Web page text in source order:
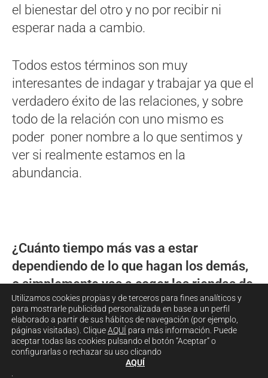
el bienestar del otro y no por recibir ni
esperar nada a cambio.
Todos estos términos son muy
interesantes de indagar y trabajar ya que el
verdadero éxito de las relaciones, y sobre
todo de la relación con uno mismo es
poder poner nombre a lo que sentimos y
ver si realmente estamos en la
abundancia.
¿Cuánto tiempo más vas a estar
dependiendo de lo que hagan los demás,
o simplemente vas a coger las riendas de
tu vida?
Utilizamos cookies propias y de terceros para fines analíticos y
para mostrarle publicidad personalizada en base a un perfil
elaborado a partir de sus hábitos de navegación (por ejemplo,
páginas visitadas). CliqueAQUÍ para más información. Puede
aceptar todas las cookies pulsando el botón “Aceptar” o
configurarlas o rechazar su uso clicando
AQUÍ